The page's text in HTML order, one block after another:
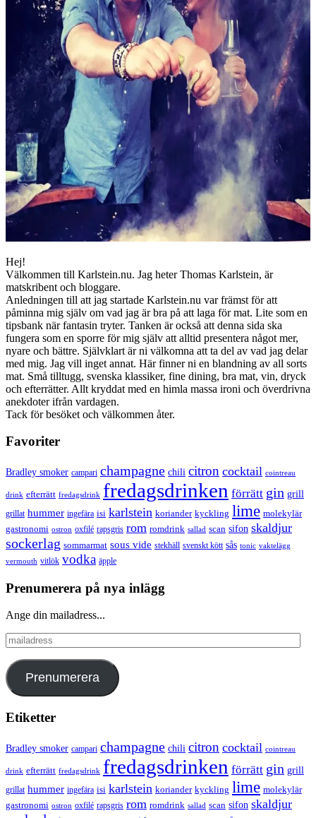
Hej!
Välkommen till Karlstein.nu. Jag heter Thomas Karlstein, är
matskribent och bloggare.
Anledningen till att jag startade Karlstein.nu var främst för att
påminna mig själv om vad jag är bra på att laga för mat. Lite som en
tipsbank när fantasin tryter. Tanken är också att denna sida ska
fungera som en sporre för mig själv att alltid presentera något mer,
nyare och bättre. Självklart är ni välkomna att ta del av vad jag delar
med mig. Jag vill inget annat. Här finner ni en blandning av all sorts
mat. Små tilltugg, svenska klassiker, fine dining, bra mat, vin, dryck
och efterrätter. Allt kryddat med en himla massa ironi och överdrivna
anekdoter ifrån vardagen.
Tack för besöket och välkommen åter.
Favoriter
Bradley smoker campari champagne chili citron cocktail cointreau
drink efterrätt fredagsdrink fredagsdrinken förrätt gin grill
grillat hummer ingefära isi karlstein koriander kyckling lime molekylär
gastronomi ostron oxfilé rapsgris rom romdrink sallad scan sifon skaldjur
sockerlag sommarmat sous vide stekhäll svenskt kött sås tonic vaktelägg
vermouth vitlök vodka äpple
Prenumerera på nya inlägg
Ange din mailadress...
mailadress
Prenumerera
Etiketter
Bradley smoker campari champagne chili citron cocktail cointreau
drink efterrätt fredagsdrink fredagsdrinken förrätt gin grill
grillat hummer ingefära isi karlstein koriander kyckling lime molekylär
gastronomi ostron oxfilé rapsgris rom romdrink sallad scan sifon skaldjur